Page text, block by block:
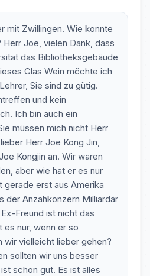
mit Zwillingen. Wie konnte
Joe, vielen Dank, dass
das Bibliotheksgebäude
Glas Wein möchte ich
Sie sind zu gütig.
und kein
Ich bin auch ein
müssen mich nicht Herr
Herr Joe Kong Jin,
Kongjin an. Wir waren
aber wie hat er es nur
erst aus Amerika
der Anzahkonzern Milliardär
Freund ist nicht das
es nur, wenn er so
wir vielleicht lieber gehen?
sollten wir uns besser
schon gut. Es ist alles